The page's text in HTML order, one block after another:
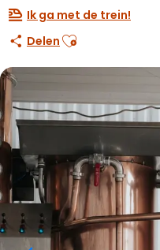
Ik ga met de trein!
Delen Ajouter aux favoris